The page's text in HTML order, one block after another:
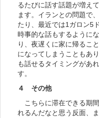
るたびに話す話題が増え
ます。イランとの問題で
たり、最近では1ガロン5
時事的な話もするように
り、夜遅くに家に帰るこ
になってしまうこともあ
も話せるタイミングがあ
す。
４ その他
こちらに滞在できる期
れるんだなと思う反面、